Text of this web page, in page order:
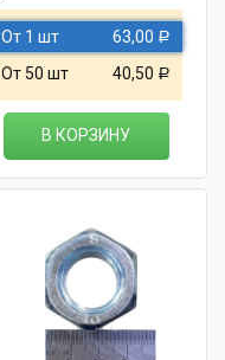
От 1 шт 63,00 Р
От 50 шт 40,50 Р
В КОРЗИНУ